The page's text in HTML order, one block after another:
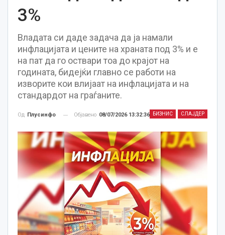
3%
Владата си даде задача да ја намали
инфлацијата и цените на храната под 3% и е
на пат да го оствари тоа до крајот на
годината, бидејќи главно се работи на
изворите кои влијаат на инфлацијата и на
стандардот на граѓаните.
БИЗНИС СЛАЈДЕР
Од Плусинфо Објавено 08/07/2026 13:32:36